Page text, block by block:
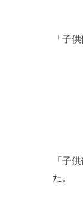
「子
「子
た。